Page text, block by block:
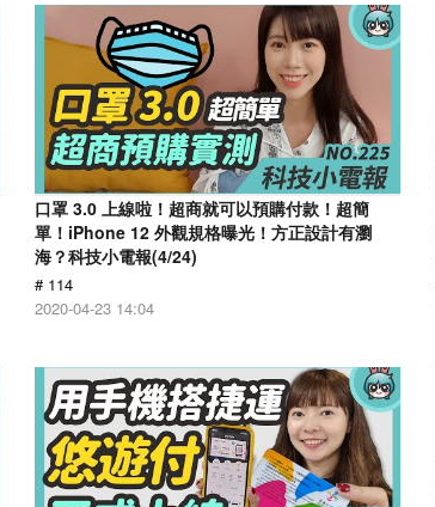
口罩 3.0 上線啦！超商就可以預購付款！超簡
單！iPhone 12 外觀規格曝光！方正設計有瀏
海？科技小電報(4/24)
# 114
2020-04-23 14:04